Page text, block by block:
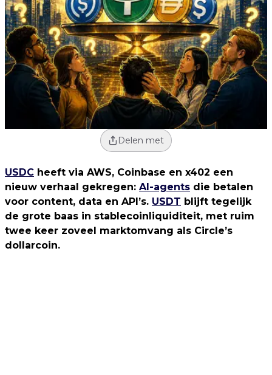
Delen met
USDC heeft via AWS, Coinbase en x402 een
nieuw verhaal gekregen: AI-agents die betalen
voor content, data en API’s. USDT blijft tegelijk
de grote baas in stablecoinliquiditeit, met ruim
twee keer zoveel marktomvang als Circle’s
dollarcoin.